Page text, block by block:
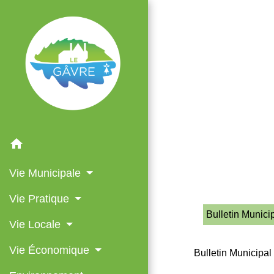
home
Vie Municipale
Vie Pratique
Vie Locale
Vie Économique
Bulletin
Bulletin Municipal